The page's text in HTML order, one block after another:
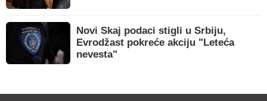
Novi Skaj podaci stigli u Srbiju,
Evrodžast pokreće akciju "Leteća
nevesta"